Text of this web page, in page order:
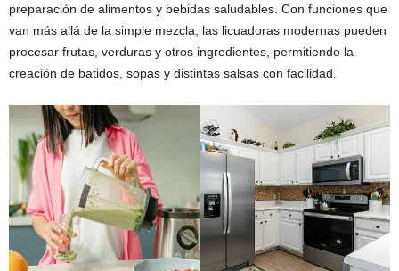
preparación de alimentos y bebidas saludables. Con funciones que
van más allá de la simple mezcla, las licuadoras modernas pueden
procesar frutas, verduras y otros ingredientes, permitiendo la
creación de batidos, sopas y distintas salsas con facilidad.